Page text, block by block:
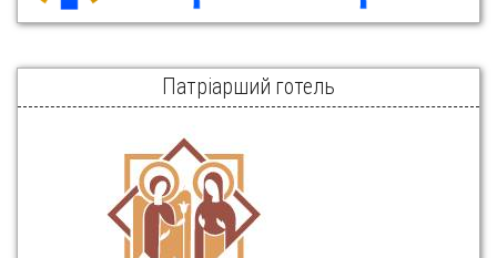
Патріарший готель